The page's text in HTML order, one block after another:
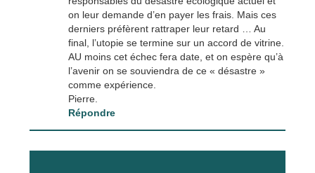
on leur demande d’en payer les frais. Mais ces
derniers préfèrent rattraper leur retard … Au
final, l’utopie se termine sur un accord de vitrine.
AU moins cet échec fera date, et on espère qu’à
l’avenir on se souviendra de ce « désastre »
comme expérience.
Pierre.
Répondre